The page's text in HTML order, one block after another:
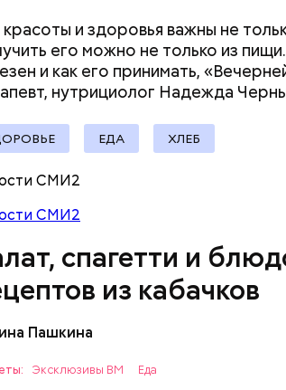
и здоровья важны не
его можно не только из пищи.
и как его принимать,
нутрициолог Надежда
ЕДА ХЛЕБ
СМИ2
СМИ2
спагетти и
из кабачков
Пашкина
Эксклюзивы ВМ Еда
дыни